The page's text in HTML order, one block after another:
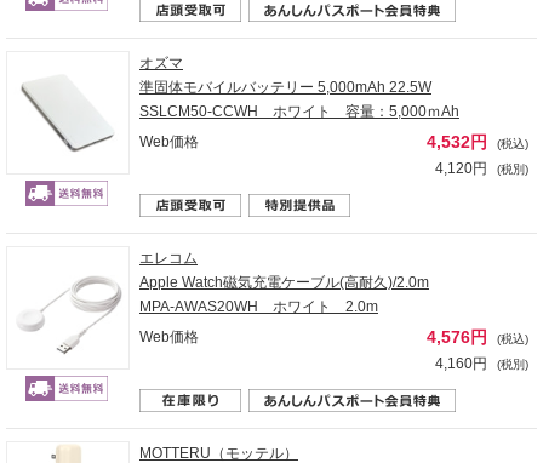
オズマ
準固体モバイルバッテリー 5,000mAh 22.5W
SSLCM50-CCWH ホワイト 容量：5,000ｍAh
Web価格
4,532円 (税込)
4,120円 (税別)
エレコム
Apple Watch磁気充電ケーブル(高耐久)/2.0m
MPA-AWAS20WH ホワイト 2.0m
Web価格
4,576円 (税込)
4,160円 (税別)
MOTTERU（モッテル）